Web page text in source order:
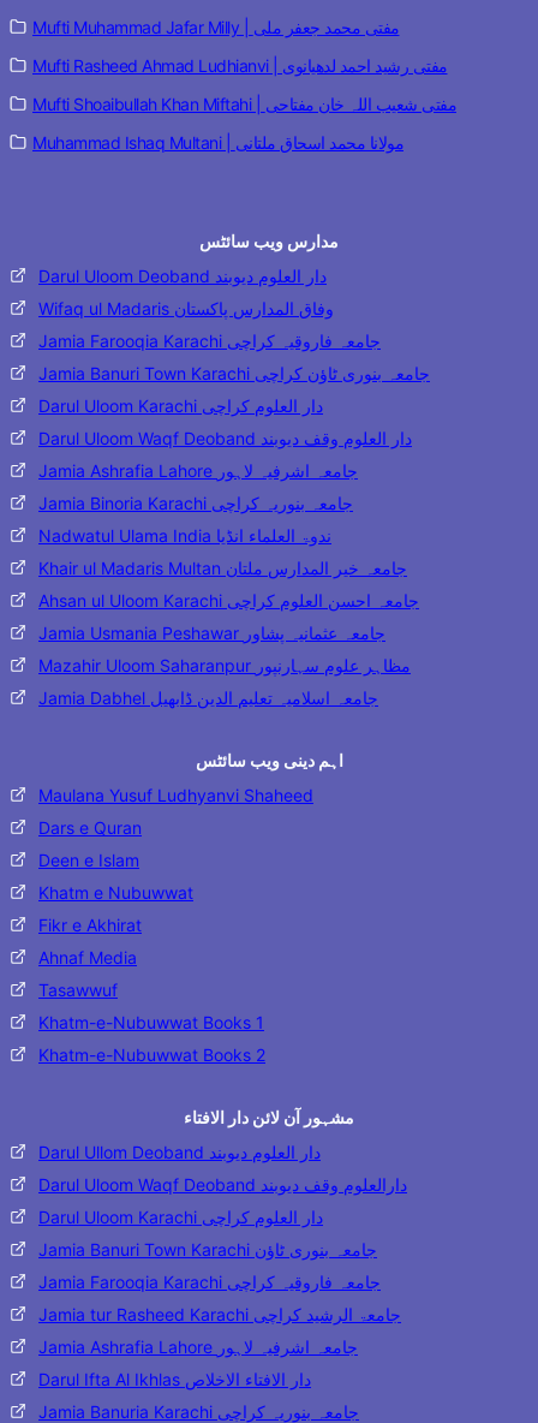
Mufti Muhammad Jafar Milly | مفتی محمد جعفر ملی
Mufti Rasheed Ahmad Ludhianvi | مفتی رشید احمد لدھیانوی
Mufti Shoaibullah Khan Miftahi | مفتی شعیب اللہ خان مفتاحی
Muhammad Ishaq Multani | مولانا محمد اسحاق ملتانی
مدارس ویب سائٹس
Darul Uloom Deoband دار العلوم دیوبند
Wifaq ul Madaris وفاق المدارس پاکستان
Jamia Farooqia Karachi جامعہ فاروقیہ کراچی
Jamia Banuri Town Karachi جامعہ بنوری ٹاؤن کراچی
Darul Uloom Karachi دار العلوم کراچی
Darul Uloom Waqf Deoband دار العلوم وقف دیوبند
Jamia Ashrafia Lahore جامعہ اشرفیہ لاہور
Jamia Binoria Karachi جامعہ بنوریہ کراچی
Nadwatul Ulama India ندوۃ العلماء انڈیا
Khair ul Madaris Multan جامعہ خیر المدارس ملتان
Ahsan ul Uloom Karachi جامعہ احسن العلوم کراچی
Jamia Usmania Peshawar جامعہ عثمانیہ پشاور
Mazahir Uloom Saharanpur مظاہر علوم سہارنپور
Jamia Dabhel جامعہ اسلامیہ تعلیم الدین ڈابھیل
اہم دینی ویب سائٹس
Maulana Yusuf Ludhyanvi Shaheed
Dars e Quran
Deen e Islam
Khatm e Nubuwwat
Fikr e Akhirat
Ahnaf Media
Tasawwuf
Khatm-e-Nubuwwat Books 1
Khatm-e-Nubuwwat Books 2
مشہور آن لائن دار الافتاء
Darul Ullom Deoband دار العلوم دیوبند
Darul Uloom Waqf Deoband دارالعلوم وقف دیوبند
Darul Uloom Karachi دار العلوم کراچی
Jamia Banuri Town Karachi جامعہ بنوری ٹاؤن
Jamia Farooqia Karachi جامعہ فاروقیہ کراچی
Jamia tur Rasheed Karachi جامعۃ الرشید کراچی
Jamia Ashrafia Lahore جامعہ اشرفیہ لاہور
Darul Ifta Al Ikhlas دار الافتاء الاخلاص
Jamia Banuria Karachi جامعہ بنوریہ کراچی